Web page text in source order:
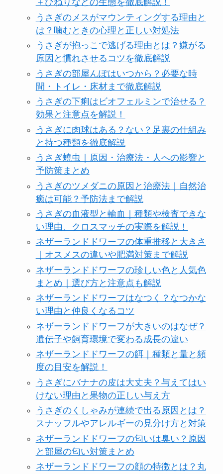
＋ひねりなどの生態を徹底解説！
うさぎのメスがマウンティングする理由と
は？噛むときの心理と正しい対処法
うさぎが抱っこで逃げる理由とは？嫌がる
原因と慣れさせるコツを徹底解説
うさぎの部屋んぽはいつから？必要な時
間・トイレ・床材まで徹底解説
うさぎの下痢はビオフェルミンで治せる？
効果と注意点を解説！
うさぎに肉球はある？ない？足裏の仕組み
と持つ種類を徹底解説
うさぎ蟯虫｜原因・治療法・人への影響と
予防策まとめ
うさぎのツメダニの原因と治療法｜自然治
癒は可能？予防法まで解説
うさぎの血液型と輸血｜種類や検査できな
い理由、クロスマッチの実際を解説！
ネザーランドドワーフの体重推移と大きさ
｜オスメスの違いや肥満対策まで解説
ネザーランドドワーフの珍しい色と人気色
まとめ｜選び方と注意点も解説
ネザーランドドワーフはなつく？なつかな
い理由と仲良くなるコツ
ネザーランドドワーフが大きいのはなぜ？
遺伝子や飼育環境で変わる成長の違い
ネザーランドドワーフの餌｜種類と量と頻
度の目安を解説！
うさぎにバナナの皮は大丈夫？与えてはい
けない理由と果物の正しい与え方
うさぎのくしゃみが連続で出る原因とは？
スナッフルやアレルギーの見分け方と対策
ネザーランドドワーフの匂いは臭い？原因
と部屋の匂い対策まとめ
ネザーランドドワーフの顔の特徴とは？丸